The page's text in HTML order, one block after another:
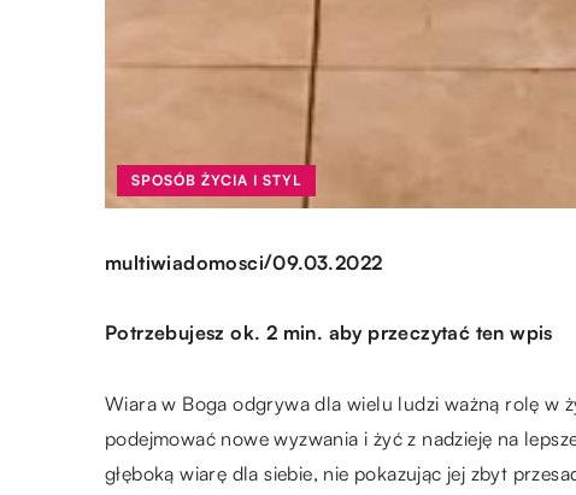
SPOSÓB ŻYCIA I STYL
multiwiadomosci/09.03.2022
Potrzebujesz ok. 2 min. aby przeczytać ten wpis
Wiara w Boga odgrywa dla wielu ludzi ważną rolę w
podejmować nowe wyzwania i żyć z nadzieję na
głęboką wiarę dla siebie, nie pokazując jej zbyt